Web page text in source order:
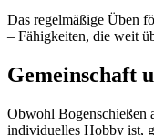
Das regelmäßige Üben
– Fähigkeiten, die weit
Gemeinschaft
Obwohl Bogenschießen
individuelles Hobby ist,